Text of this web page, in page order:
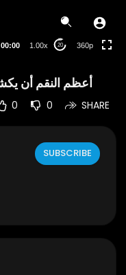
00:00 1.00x 20 360p
0 0 SHARE
SUBSCRIBE